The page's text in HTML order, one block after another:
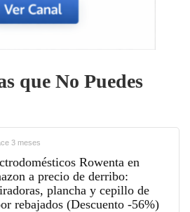
que No Puedes
3 meses
Rowenta en
a precio de derribo:
plancha y cepillo de
rebajados (Descuento -56%)